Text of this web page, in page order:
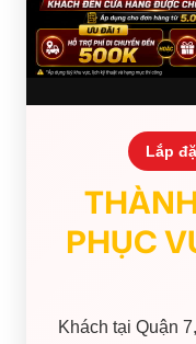
Lắp
PHỤC
Khách tại Quận